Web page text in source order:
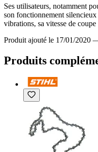
Ses utilisateurs, notamment
son fonctionnement
vibrations, sa vitesse de
Produit ajouté le 17/01/2020
Produits